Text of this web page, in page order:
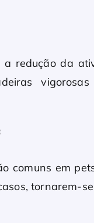
redução da
comuns em
tornarem-